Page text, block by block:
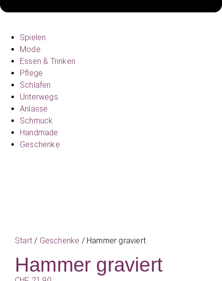
Spielen
Mode
Essen & Trinken
Pflege
Schlafen
Unterwegs
Anlässe
Schmuck
Handmade
Geschenke
Start / Geschenke / Hammer graviert
Hammer graviert